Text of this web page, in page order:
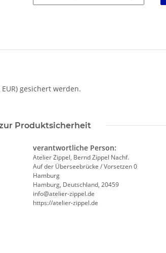
gesichert werden.
Produktsicherheit
verantwortliche Person:
Atelier Zippel, Bernd Zippel Nachf.
Auf der Überseebrücke / Vorsetzen 0
Hamburg
Hamburg, Deutschland, 20459
info@atelier-zippel.de
https://atelier-zippel.de